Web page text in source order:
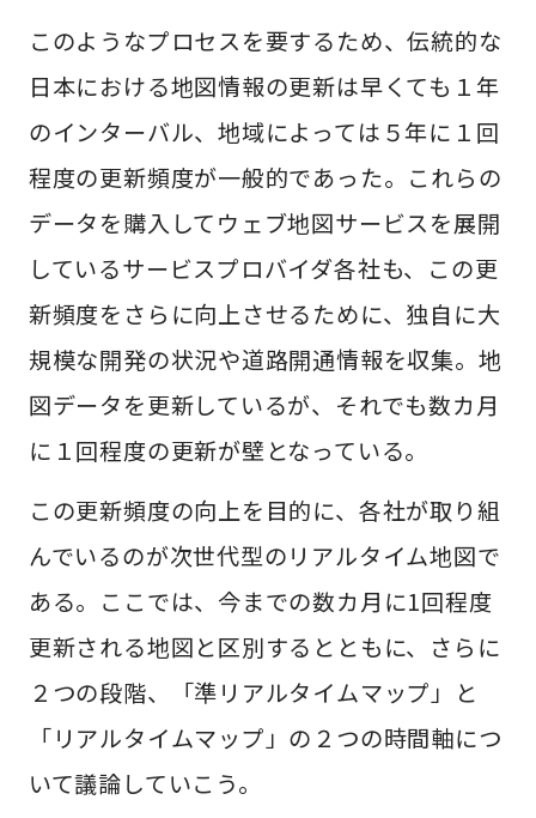
このようなプロセスを要するため、伝統的な
日本における地図情報の更新は早くても１年
のインターバル、地域によっては５年に１回
程度の更新頻度が一般的であった。これらの
データを購入してウェブ地図サービスを展開
しているサービスプロバイダ各社も、この更
新頻度をさらに向上させるために、独自に大
規模な開発の状況や道路開通情報を収集。地
図データを更新しているが、それでも数カ月
に１回程度の更新が壁となっている。
この更新頻度の向上を目的に、各社が取り組
んでいるのが次世代型のリアルタイム地図で
ある。ここでは、今までの数カ月に1回程度
更新される地図と区別するとともに、さらに
２つの段階、「準リアルタイムマップ」と
「リアルタイムマップ」の２つの時間軸につ
いて議論していこう。